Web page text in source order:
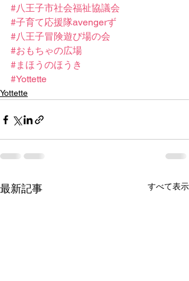
#八王子市社会福祉協議会
#子育て応援隊avengerず
#八王子冒険遊び場の会
#おもちゃの広場
#まほうのほうき
#Yottette
Yottette
最新記事 すべて表示